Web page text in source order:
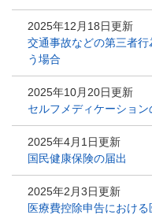
2025年12月18日更新
交通事故などの第三者
う場合
2025年10月20日更新
セルフメディケーション
2025年4月1日更新
国民健康保険の届出
2025年2月3日更新
医療費控除申告におけ